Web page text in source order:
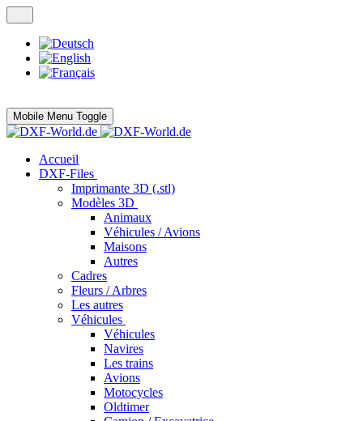
Mobile Menu Toggle
Accueil
DXF-Files
Imprimante 3D (.stl)
Modèles 3D
Animaux
Véhicules / Avions
Maisons
Autres
Cadres
Fleurs / Arbres
Les autres
Véhicules
Véhicules
Navires
Les trains
Avions
Motocycles
Oldtimer